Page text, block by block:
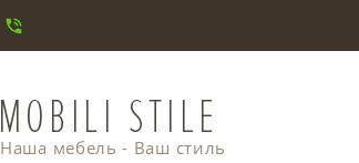
Наша мебель - Ваш стиль